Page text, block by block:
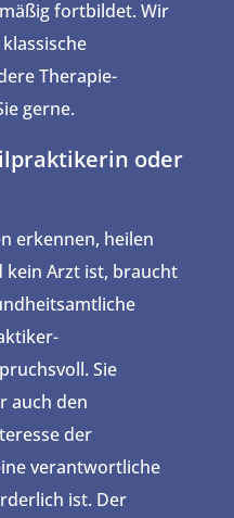
fortbildet. Wir
Therapie-
gerne.
oder
erkennen, heilen
Arzt ist, braucht
Sie
auch den
der
verantwortliche
ist. Der